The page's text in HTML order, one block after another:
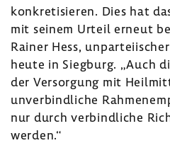
konkre­ti­sieren. Dies hat
mit seinem Urteil erneut
Rainer Hess,
heute in Sieg­burg. „Auch
der Versor­gung mit
unver­bind­liche
nur durch verbind­liche
werden.“